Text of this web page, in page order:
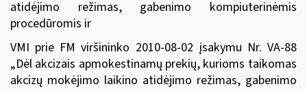
atidėjimo režimas, gabenimo kompiuterinėmis
procedūromis ir
VMI prie FM viršininko 2010-08-02 įsakymu Nr. VA-88
„Dėl akcizais apmokestinamų prekių, kurioms taikomas
akcizų mokėjimo laikino atidėjimo režimas, gabenimo